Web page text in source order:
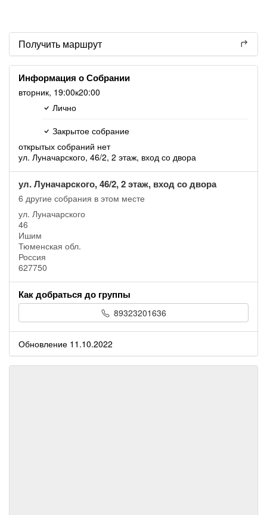
Получить маршрут
Информация о Собрании
вторник, 19:00к20:00
Лично
Закрытое собрание
открытых собраний нет
ул. Луначарского, 46/2, 2 этаж, вход со двора
ул. Луначарского, 46/2, 2 этаж, вход со двора
6 другие собрания в этом месте
ул. Луначарского
46
Ишим
Тюменская обл.
Россия
627750
Как добраться до группы
89323201636
Обновление 11.10.2022